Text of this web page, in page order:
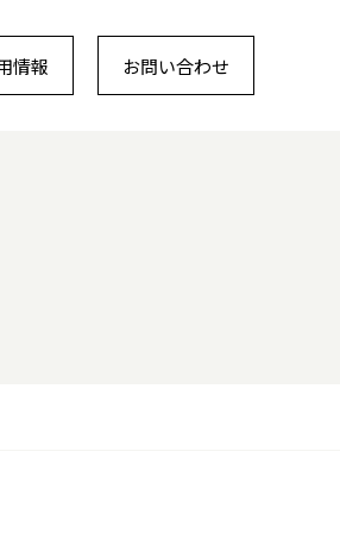
情報 お問い合わせ